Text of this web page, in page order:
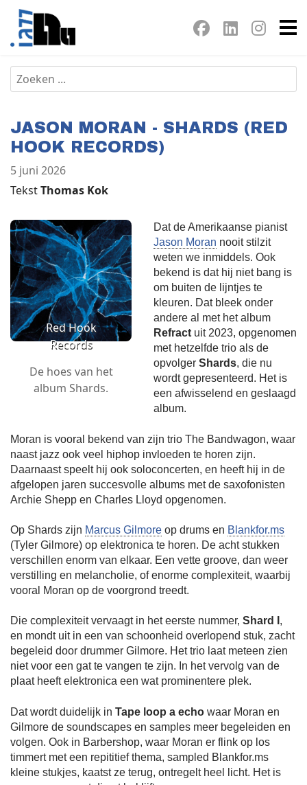
JASON MORAN - SHARDS (RED
HOOK RECORDS)
5 juni 2026
TekstThomas Kok
Red Hook
Records
De hoes van het
album Shards.
Dat de Amerikaanse pianist
Jason Moran nooit stilzit
weten we inmiddels. Ook
bekend is dat hij niet bang is
om buiten de lijntjes te
kleuren. Dat bleek onder
andere al met het album
Refract uit 2023, opgenomen
met hetzelfde trio als de
opvolger Shards, die nu
wordt gepresenteerd. Het is
een afwisselend en geslaagd
album.
Moran is vooral bekend van zijn trio The Bandwagon, waar
naast jazz ook veel hiphop invloeden te horen zijn.
Daarnaast speelt hij ook soloconcerten, en heeft hij in de
afgelopen jaren succesvolle albums met de saxofonisten
Archie Shepp en Charles Lloyd opgenomen.
Op Shards zijn Marcus Gilmore op drums en Blankfor.ms
(Tyler Gilmore) op elektronica te horen. De acht stukken
verschillen enorm van elkaar. Een vette groove, dan weer
verstilling en melancholie, of enorme complexiteit, waarbij
vooral Moran op de voorgrond treedt.
Die complexiteit vervaagt in het eerste nummer, Shard I ,
en mondt uit in een van schoonheid overlopend stuk, zacht
begeleid door drummer Gilmore. Het trio laat meteen zien
niet voor een gat te vangen te zijn. In het vervolg van de
plaat heeft elektronica een wat prominentere plek.
Dat wordt duidelijk in Tape loop a echo waar Moran en
Gilmore de soundscapes en samples meer begeleiden en
volgen. Ook in Barbershop, waar Moran er flink op los
timmert met een repititief thema, sampled Blankfor.ms
kleine stukjes, kaatst ze terug, ontregelt heel licht. Het is